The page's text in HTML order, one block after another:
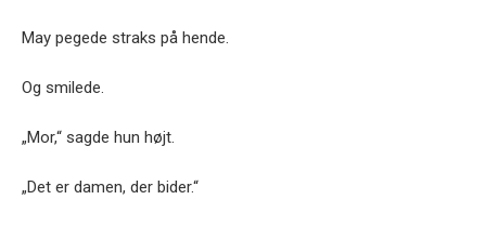
May pegede straks på hende.
Og smilede.
„Mor,“ sagde hun højt.
„Det er damen, der bider.“